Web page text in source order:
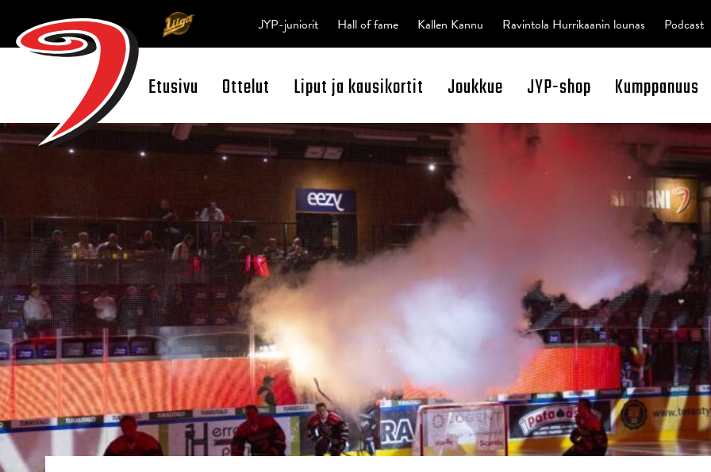
Open Search
Etusivu Ottelut Liput ja kausikortit Joukkue JYP-shop Kumppanuus
JYP-juniorit Hall of fame Kallen Kannu Ravintola Hurrikaanin lounas Podcast